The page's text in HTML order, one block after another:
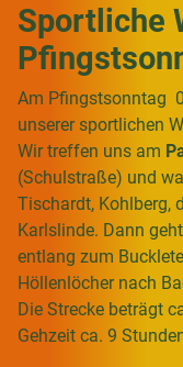
Sportliche
Am Pfingstsonntag
unserer sportlichen
Wir treffen uns am
(Schulstraße) und
Tischardt, Kohlberg,
Karlslinde. Dann
entlang zum
Höllenlöcher nach
Die Strecke beträgt
Gehzeit ca. 9